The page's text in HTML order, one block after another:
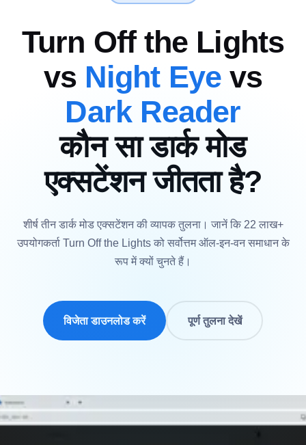
Turn Off the Lights
vs Night Eyevs
Dark Reader
कौन सा डार्क मोड
एक्सटेंशन जीतता है?
शीर्ष तीन डार्क मोड एक्सटेंशन की व्यापक तुलना। जानें कि 22 लाख+
उपयोगकर्ता Turn Off the Lights को सर्वोत्तम ऑल-इन-वन समाधान के
रूप में क्यों चुनते हैं।
विजेता डाउनलोड करें पूर्ण तुलना देखें